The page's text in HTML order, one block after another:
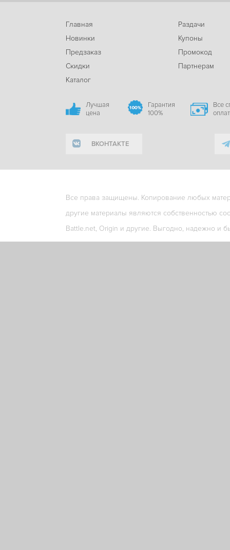
Главная
Новинки
Предзаказ
Скидки
Каталог
Раздачи
Купоны
Промокод
Партнерам
Лучшая
цена
Гарантия
100%
Все
ВКОНТАКТЕ
Все права защищены. Копирование любых
другие материалы являются собственностью
Battle.net, Origin и другие. Выгодно, надежно и